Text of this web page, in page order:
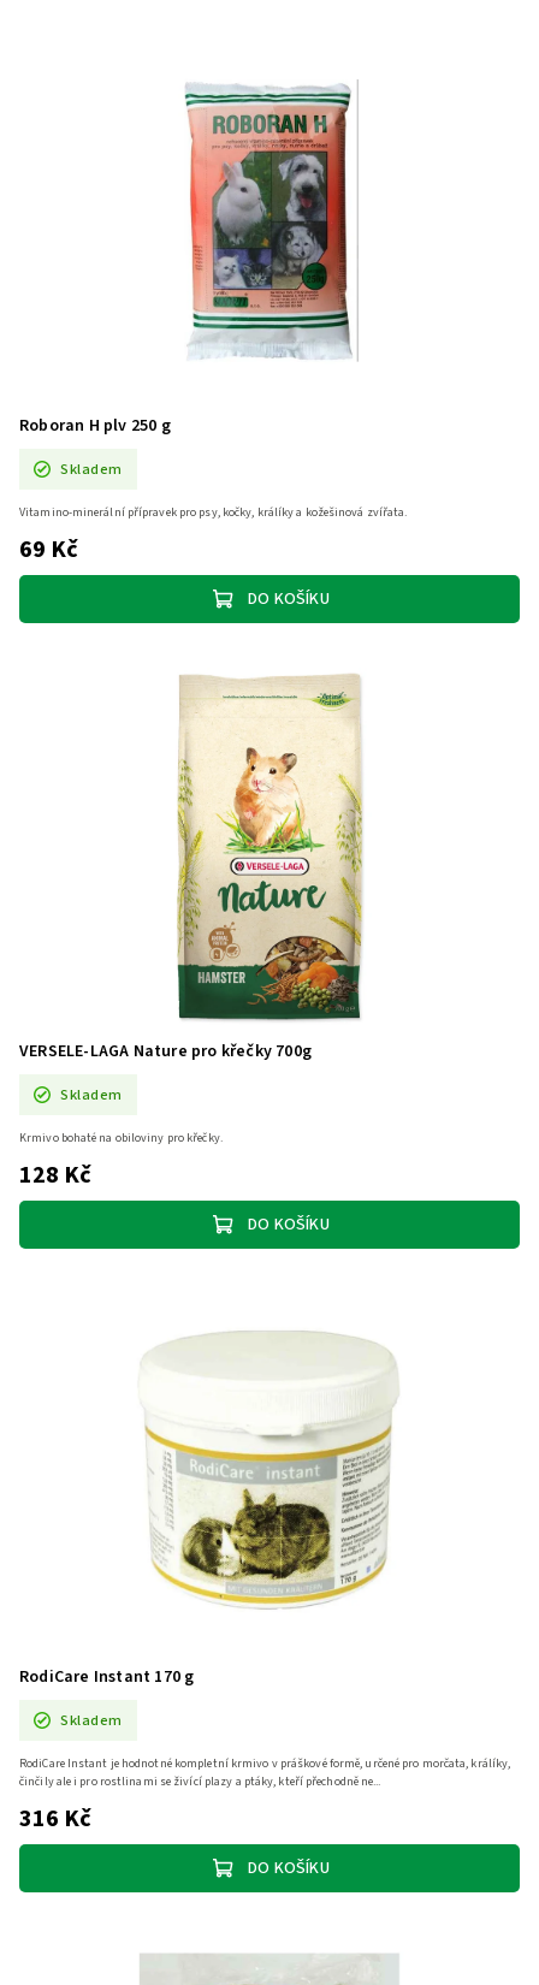
Roboran H plv 250 g
Skladem
69 Kč
DO KOŠÍKU
Vitamino-minerální přípravek pro psy, kočky, králíky a kožešinová zvířata.
VERSELE-LAGA Nature pro křečky 700g
Skladem
128 Kč
DO KOŠÍKU
Krmivo bohaté na obiloviny pro křečky.
RodiCare Instant 170 g
Skladem
316 Kč
DO KOŠÍKU
RodiCare Instant je hodnotné kompletní krmivo v práškové formě, určené pro morčata, králíky,
činčily ale i pro rostlinami se živící plazy a ptáky, kteří přechodně ne...